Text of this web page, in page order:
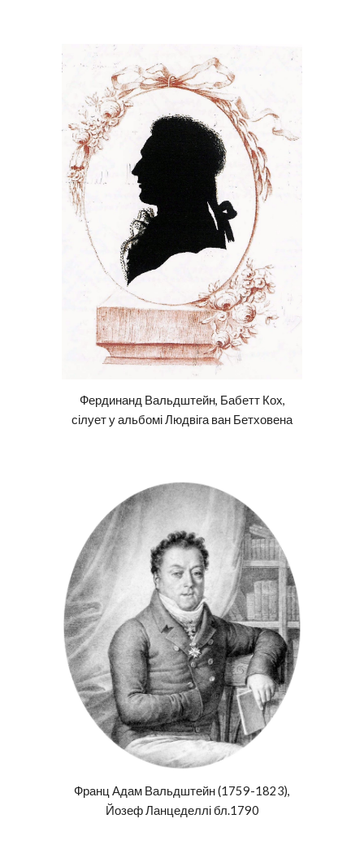
Фердинанд Вальдштейн, Бабетт Кох,
сілует у альбомі Людвіга ван Бетховена
Франц Адам Вальдштейн (1759-1823),
Йозеф Ланцеделлі бл.1790